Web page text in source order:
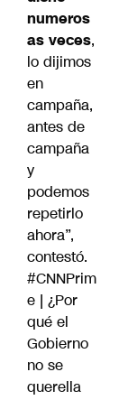
numeros
as veces,
lo dijimos
en
campaña,
antes de
campaña
y
podemos
repetirlo
ahora”,
contestó.
#CNNPrim
e | ¿Por
qué el
Gobierno
no se
querella